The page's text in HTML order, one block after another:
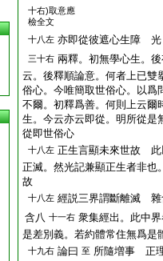
十右)取意應
檢全文
十八左 亦即從彼遮心生障 光
三十右 兩釋。初無學心生。
云。後釋順論意。何者上已雙
俗心。今唯簡取世俗心。以爲
不爾。初釋爲善。何則上云爾
生。今云亦云即從。明所從是
從即世俗心
十八左 正生言顯未來世故 此
正滅。然光記兼顯正生者非也
故
十八左 經説三界謂斷離滅 雜
含八 十一右 衆集經出。此中界
是差別義。若約體常住無爲是
十九右 論曰 至 所隨増事 正